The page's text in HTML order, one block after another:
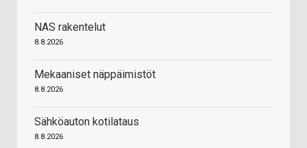
NAS rakentelut
8.8.2026
Mekaaniset näppäimistöt
8.8.2026
Sähköauton kotilataus
8.8.2026